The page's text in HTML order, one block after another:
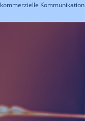
Kommunikation